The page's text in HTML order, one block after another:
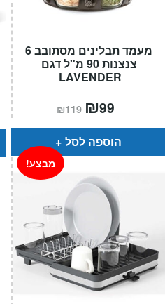
מעמד תבלינים מסתובב 6
צנצנות 90 מ"ל דגם
LAVENDER
₪119 המחיר
המקורי
היה:
₪119.
₪99
הוא:
הוספה לסל
מבצע!